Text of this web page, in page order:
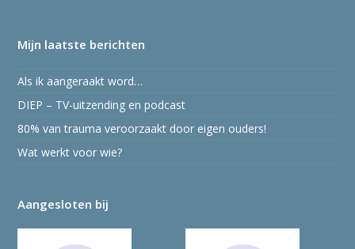
Mijn laatste berichten
Als ik aangeraakt word…
DIEP – TV-uitzending en podcast
80% van trauma veroorzaakt door eigen ouders!
Wat werkt voor wie?
Aangesloten bij